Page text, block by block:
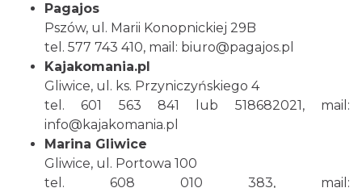
Pagajos
Pszów, ul. Marii Konopnickiej 29B
tel. 577 743 410, mail: biuro@pagajos.pl
Kajakomania.pl
Gliwice, ul. ks. Przyniczyńskiego 4
tel. 601 563 841 lub 518682021, mail:
info@kajakomania.pl
Marina Gliwice
Gliwice, ul. Portowa 100
tel. 608 010 383, mail: